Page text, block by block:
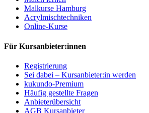
Malkurse Hamburg
Acrylmischtechniken
Online-Kurse
Für Kursanbieter:innen
Registrierung
Sei dabei – Kursanbieter:in werden
kukundo-Premium
Häufig gestellte Fragen
Anbieterübersicht
AGB Kursanbieter